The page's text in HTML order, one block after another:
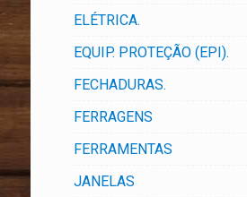
ELÉTRICA.
EQUIP. PROTEÇÃO (EPI).
FECHADURAS.
FERRAGENS
FERRAMENTAS
JANELAS